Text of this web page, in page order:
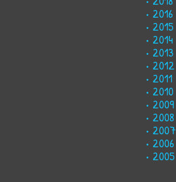
2016
2015
2014
2013
2012
2011
2010
2009
2008
2007
2006
2005